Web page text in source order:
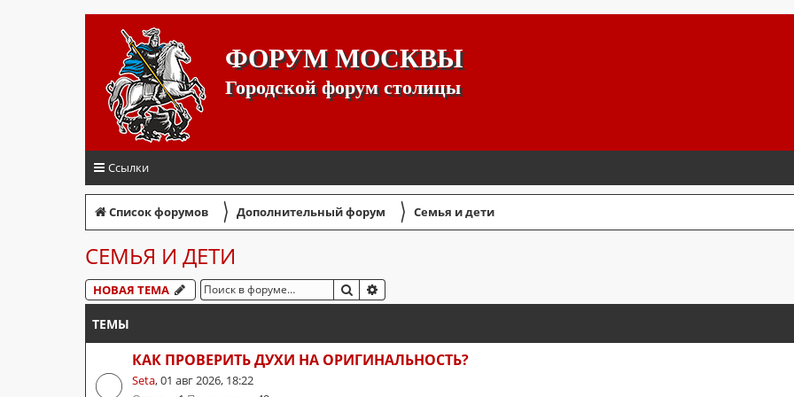
ФОРУМ МОСКВЫ
Городской форум столицы
Ссылки
Список форумов 〉 Дополнительный форум 〉 Семья и дети
СЕМЬЯ И ДЕТИ
НОВАЯ ТЕМА ПОИСК
ТЕМЫ
КАК ПРОВЕРИТЬ ДУХИ НА ОРИГИНАЛЬНОСТЬ?
Seta,01 авг 2026, 18:22